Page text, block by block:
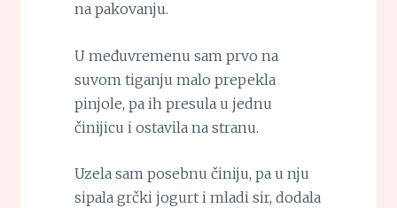
na pakovanju.
U međuvremenu sam prvo na
suvom tiganju malo prepekla
pinjole, pa ih presula u jednu
činijicu i ostavila na stranu.
Uzela sam posebnu činiju, pa u nju
sipala grčki jogurt i mladi sir, dodala